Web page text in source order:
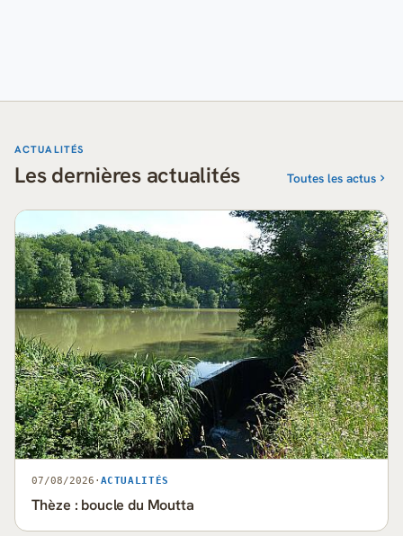
ACTUALITÉS
Les dernières actualités Toutes les actus
07/08/2026 · ACTUALITÉS
Thèze : boucle du Moutta